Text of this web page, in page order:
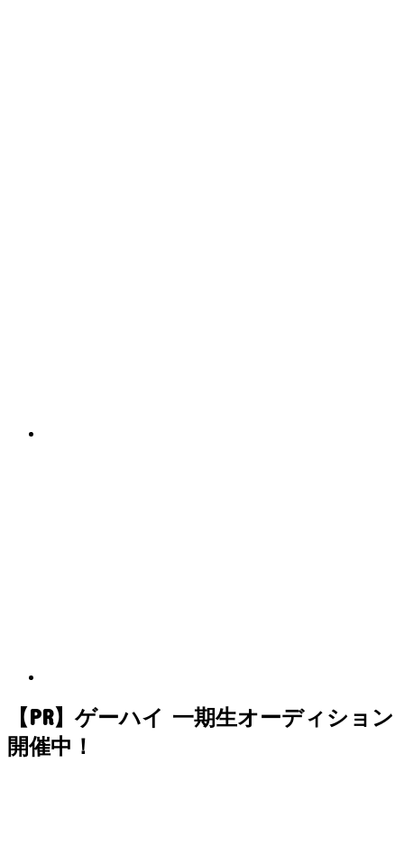
【PR】ゲーハイ 一期生オーディション
開催中！